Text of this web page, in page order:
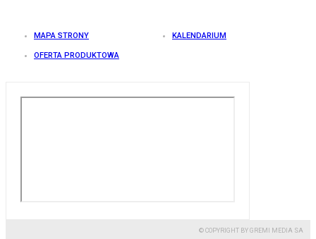
MAPA STRONY KALENDARIUM
OFERTA PRODUKTOWA
© COPYRIGHT BY GREMI MEDIA SA